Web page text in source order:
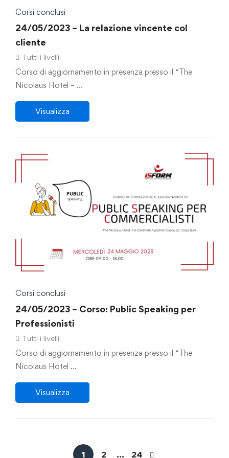
Corsi conclusi
24/05/2023 – La relazione vincente col
cliente
Tutti i livelli
Corso di aggiornamento in presenza presso il “The
Nicolaus Hotel – …
Visualizza
Corsi conclusi
24/05/2023 – Corso: Public Speaking per
Professionisti
Tutti i livelli
Corso di aggiornamento in presenza presso il “The
Nicolaus Hotel …
Visualizza
1 2 … 24